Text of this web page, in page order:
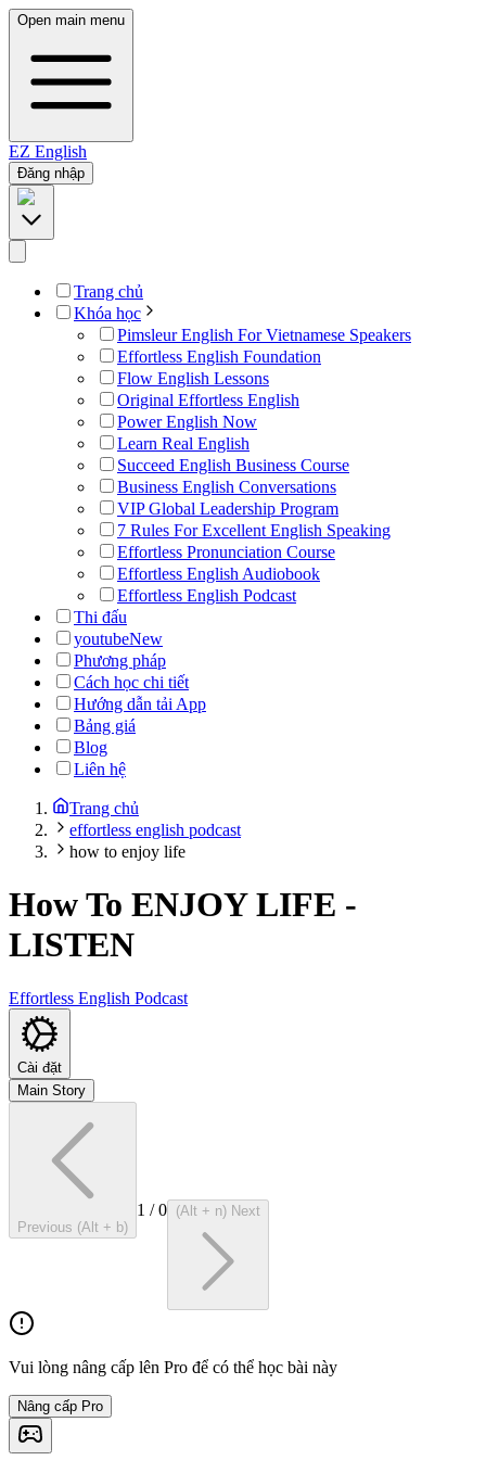
Open main menu
EZ English
Đăng nhập
Trang chủ
Khóa học
Pimsleur English For Vietnamese Speakers
Effortless English Foundation
Flow English Lessons
Original Effortless English
Power English Now
Learn Real English
Succeed English Business Course
Business English Conversations
VIP Global Leadership Program
7 Rules For Excellent English Speaking
Effortless Pronunciation Course
Effortless English Audiobook
Effortless English Podcast
Thi đấu
youtubeNew
Phương pháp
Cách học chi tiết
Hướng dẫn tải App
Bảng giá
Blog
Liên hệ
Trang chủ
effortless english podcast
how to enjoy life
How To ENJOY LIFE -
LISTEN
Effortless English Podcast
Cài đặt
Main Story
Previous (Alt + b)
1 /0 (Alt + n) Next
Vui lòng nâng cấp lên Pro để có thể học bài này
Nâng cấp Pro